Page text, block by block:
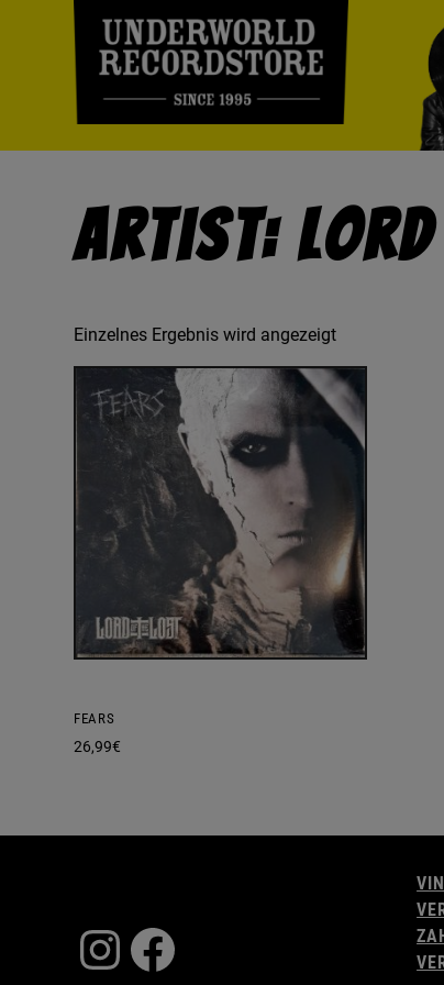
Artist: Lord
Einzelnes Ergebnis wird angezeigt
FEARS
26,99€
Instagram
Facebook